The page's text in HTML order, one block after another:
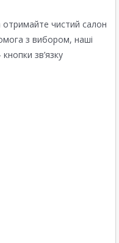
отримайте чистий салон
з вибором, наші
зв’язку